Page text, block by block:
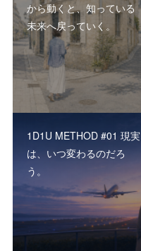
から動くと、知っている
未来へ戻っていく。
1D1U METHOD #01 現実
は、いつ変わるのだろ
う。